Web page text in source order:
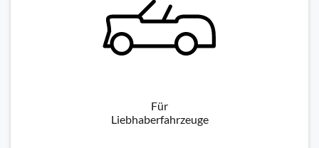
Für
Liebhaberfahrzeuge